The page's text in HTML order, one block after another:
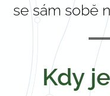
se sám sobě
🧘‍♀️Kdy